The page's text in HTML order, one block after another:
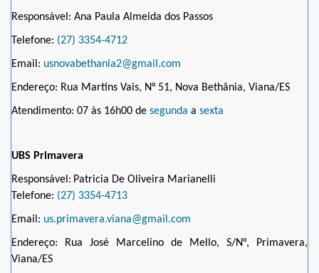
Responsável: Ana Paula Almeida dos Passos
Telefone: (27) 3354-4712
Email: usnovabethania2@gmail.com
Endereço: Rua Martins Vais, N° 51, Nova Bethânia, Viana/ES
Atendimento: 07 às 16h00 de segunda a sexta
UBS Primavera
Responsável: Patricia De Oliveira Marianelli
Telefone: (27) 3354-4713
Email: us.primavera.viana@gmail.com
Endereço: Rua José Marcelino de Mello, S/N°, Primavera,
Viana/ES